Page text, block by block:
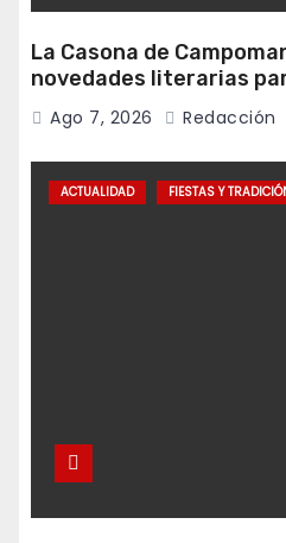
La Casona de
novedades literarias
Ago 7, 2026 Redacción
ACTUALIDAD FIESTAS Y